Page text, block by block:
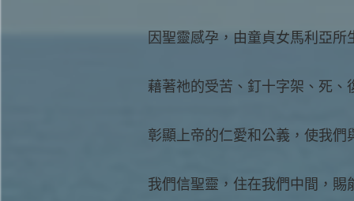
因聖靈感孕，由童貞女馬利亞所
藉著祂的受苦、釘十字架、死
彰顯上帝的仁愛和公義，使我們
我們信聖靈，住在我們中間，